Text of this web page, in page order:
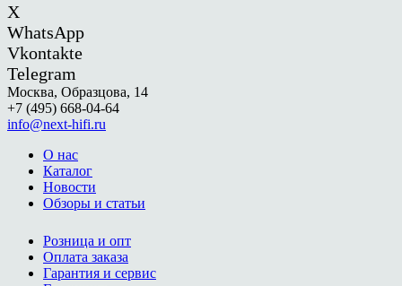
X
WhatsApp
Vkontakte
Telegram
Москва, Образцова, 14
+7 (495) 668-04-64
info@next-hifi.ru
О нас
Каталог
Новости
Обзоры и статьи
Розница и опт
Оплата заказа
Гарантия и сервис